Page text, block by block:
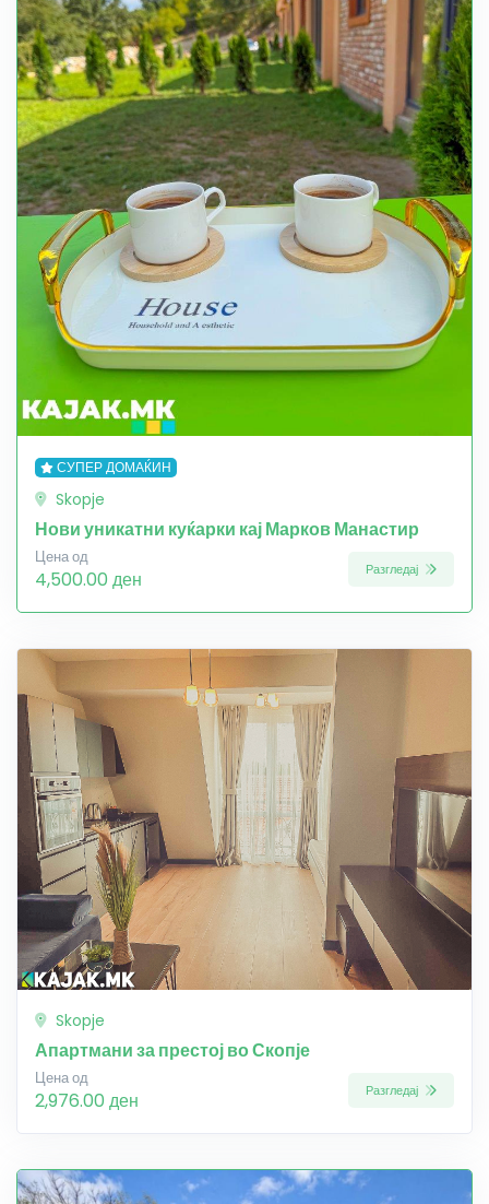
СУПЕР ДОМАЌИН
Skopje
Нови уникатни куќарки кај Марков Манастир
Цена од
4,500.00 ден Разгледај
Skopje
Апартмани за престој во Скопје
Цена од
2,976.00 ден Разгледај